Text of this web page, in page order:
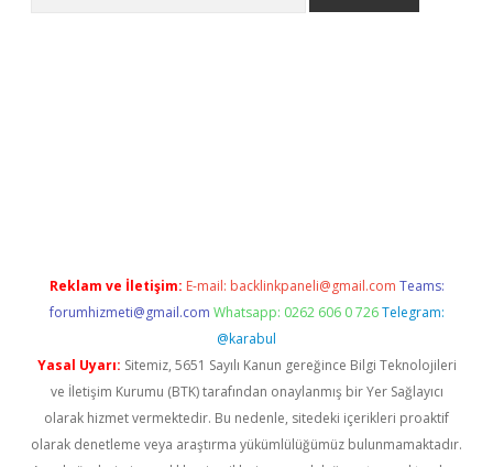
Reklam ve İletişim: E-mail: backlinkpaneli@gmail.com Teams:
forumhizmeti@gmail.com Whatsapp: 0262 606 0 726 Telegram:
@karabul
Yasal Uyarı: Sitemiz, 5651 Sayılı Kanun gereğince Bilgi Teknolojileri
ve İletişim Kurumu (BTK) tarafından onaylanmış bir Yer Sağlayıcı
olarak hizmet vermektedir. Bu nedenle, sitedeki içerikleri proaktif
olarak denetleme veya araştırma yükümlülüğümüz bulunmamaktadır.